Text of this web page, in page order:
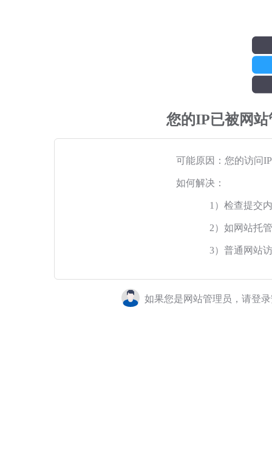
您的IP已被网
可能原因：您的访问
如何解决：
1）检查提交
2）如网站托
3）普通网站
如果您是网站管理员，请登